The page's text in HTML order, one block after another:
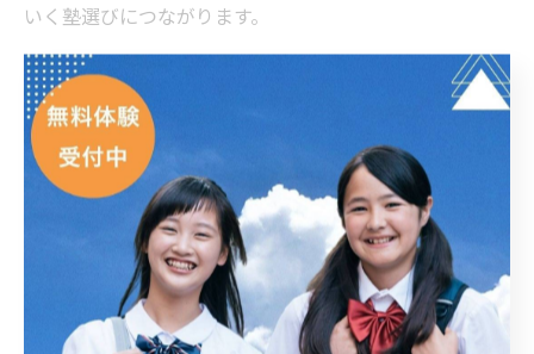
いく塾選びにつながります。
個別指導塾の体験授業活用でわかる雰囲気
個別指導塾を選ぶ際、体験授業の活用は塾の雰囲気や指
導方針を直接感じ取る絶好の機会です。「ECCの個別指導
塾ベストワンPocket太田藤阿久校」でも、体験授業を通
じて実際の教室の様子や講師との相性、学習環境を確認
できます。体験授業後に「子どもが自分から通いたいと
言った」「分かりやすい説明で安心できた」という声も
多く寄せられています。